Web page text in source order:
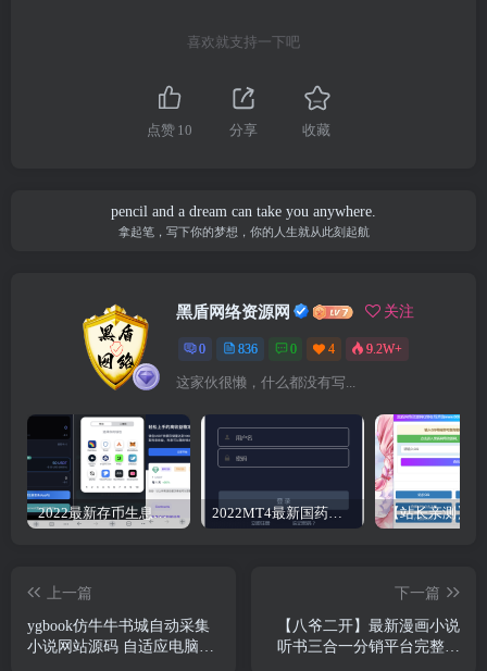
喜欢就支持一下吧
点赞 10 分享 收藏
pencil and a dream can take you anywhere.
拿起笔，写下你的梦想，你的人生就从此刻起航
黑盾网络资源网 关注
0 836 0 4 9.2W+
这家伙很懒，什么都没有写...
2022最新存币生息盗U 模板精美 12国语言 支持BSC ERC TRC三条链（可以付费拓展其他链）带好友邀请机制 系统一手开发 无任何后门 绝对的安全 带提币系统没有手续费 2022MT4最新国药集团微盘全新UI完美运营版源码+k线修复已去后门+详细文字教程
上一篇
ygbook仿牛牛书城自动采集
小说网站源码 自适应电脑
下一篇
【八爷二开】最新漫画小说
听书三合一分销平台完整源